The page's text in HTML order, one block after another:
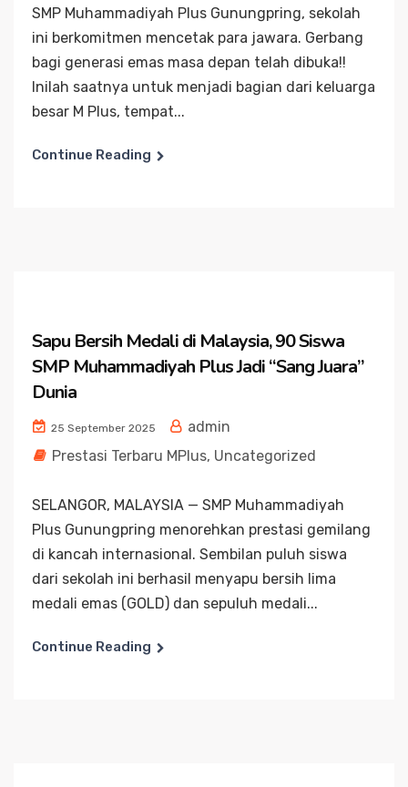
SMP Muhammadiyah Plus Gunungpring, sekolah
ini berkomitmen mencetak para jawara. Gerbang
bagi generasi emas masa depan telah dibuka!!
Inilah saatnya untuk menjadi bagian dari keluarga
besar M Plus, tempat...
Continue Reading
Sapu Bersih Medali di Malaysia, 90 Siswa
SMP Muhammadiyah Plus Jadi “Sang Juara”
Dunia
25 September 2025
admin
Prestasi Terbaru MPlus, Uncategorized
SELANGOR, MALAYSIA — SMP Muhammadiyah
Plus Gunungpring menorehkan prestasi gemilang
di kancah internasional. Sembilan puluh siswa
dari sekolah ini berhasil menyapu bersih lima
medali emas (GOLD) dan sepuluh medali...
Continue Reading